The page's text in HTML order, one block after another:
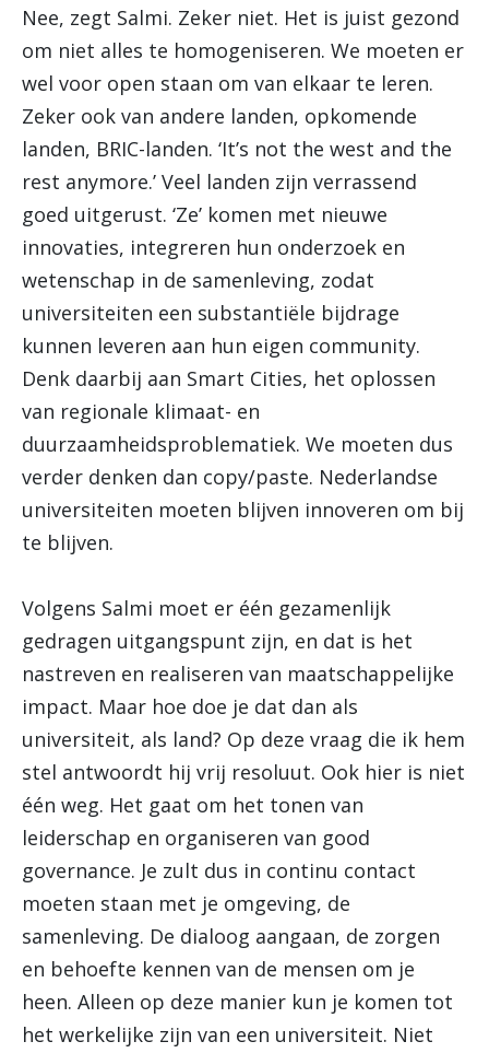
Nee, zegt Salmi. Zeker niet. Het is juist gezond
om niet alles te homogeniseren. We moeten er
wel voor open staan om van elkaar te leren.
Zeker ook van andere landen, opkomende
landen, BRIC-landen. ‘It’s not the west and the
rest anymore.’ Veel landen zijn verrassend
goed uitgerust. ‘Ze’ komen met nieuwe
innovaties, integreren hun onderzoek en
wetenschap in de samenleving, zodat
universiteiten een substantiële bijdrage
kunnen leveren aan hun eigen community.
Denk daarbij aan Smart Cities, het oplossen
van regionale klimaat- en
duurzaamheidsproblematiek. We moeten dus
verder denken dan copy/paste. Nederlandse
universiteiten moeten blijven innoveren om bij
te blijven.
Volgens Salmi moet er één gezamenlijk
gedragen uitgangspunt zijn, en dat is het
nastreven en realiseren van maatschappelijke
impact. Maar hoe doe je dat dan als
universiteit, als land? Op deze vraag die ik hem
stel antwoordt hij vrij resoluut. Ook hier is niet
één weg. Het gaat om het tonen van
leiderschap en organiseren van good
governance. Je zult dus in continu contact
moeten staan met je omgeving, de
samenleving. De dialoog aangaan, de zorgen
en behoefte kennen van de mensen om je
heen. Alleen op deze manier kun je komen tot
het werkelijke zijn van een universiteit. Niet